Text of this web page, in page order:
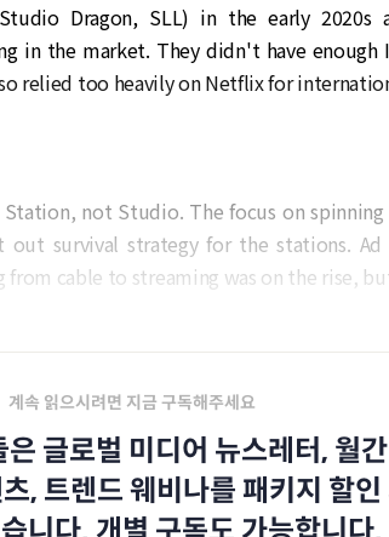
Dragon, SLL) in the early 2020s
in the market. They didn't have enough
relied too heavily on Netflix for
not Studio. The focus on
survival strategy for the stations. Ad
cable to streaming was on the rise,
계속 읽으시려면 지금 구독해주세요
글로벌 미디어 뉴스레터, 월
, 트렌드 웨비나를 패키지 할